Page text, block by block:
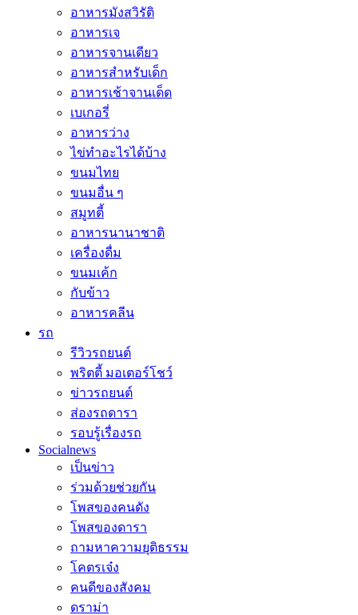
อาหารมังสวิรัติ
อาหารเจ
อาหารจานเดียว
อาหารสำหรับเด็ก
อาหารเช้าจานเด็ด
เบเกอรี่
อาหารว่าง
ไข่ทำอะไรได้บ้าง
ขนมไทย
ขนมอื่น ๆ
สมูทตี้
อาหารนานาชาติ
เครื่องดื่ม
ขนมเค้ก
กับข้าว
อาหารคลีน
รถ
รีวิวรถยนต์
พริตตี้ มอเตอร์โชว์
ข่าวรถยนต์
ส่องรถดารา
รอบรู้เรื่องรถ
Socialnews
เป็นข่าว
ร่วมด้วยช่วยกัน
โพสของคนดัง
โพสของดารา
ถามหาความยุติธรรม
โคตรเจ๋ง
คนดีของสังคม
ดราม่า